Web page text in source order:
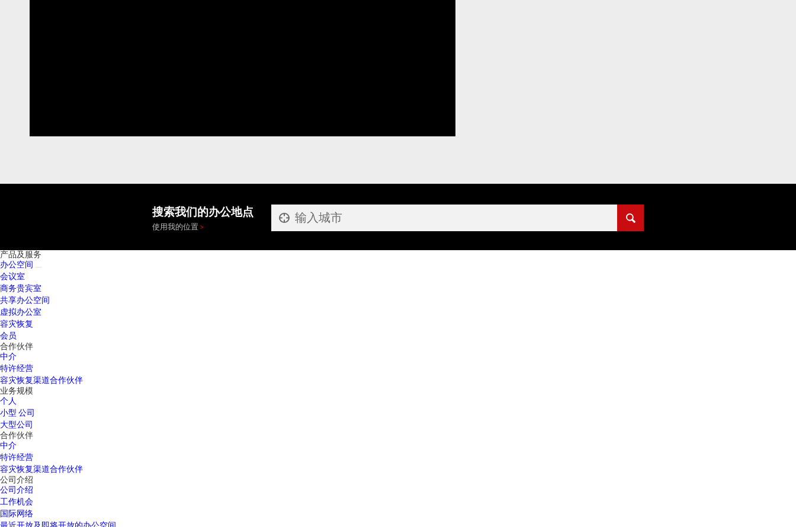
搜索我们的办公地点
使用我的位置
产品及服务
办公空间
会议室
商务贵宾室
共享办公空间
虚拟办公室
容灾恢复
会员
合作伙伴
中介
特许经营
容灾恢复渠道合作伙伴
业务规模
个人
小型 公司
大型公司
合作伙伴
中介
特许经营
容灾恢复渠道合作伙伴
公司介绍
公司介绍
工作机会
国际网络